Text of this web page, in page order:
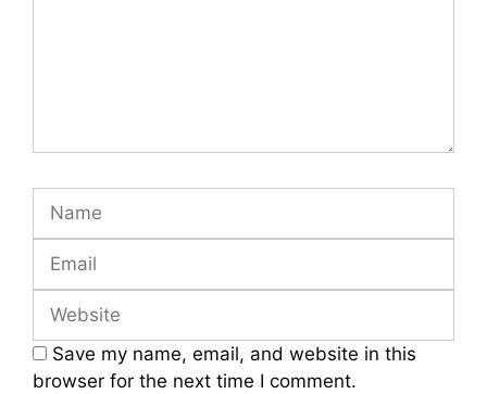
Name
Email
Website
Save my name, email, and website in this
browser for the next time I comment.